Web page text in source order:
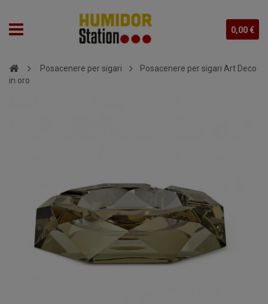
0,00 €
Posacenere per sigari
Posacenere per sigari Art Deco
in oro